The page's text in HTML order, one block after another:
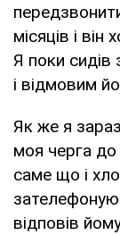
місяців і
Я поки сидів
і відмовим
Як же я
моя черга до
саме що і
відповів